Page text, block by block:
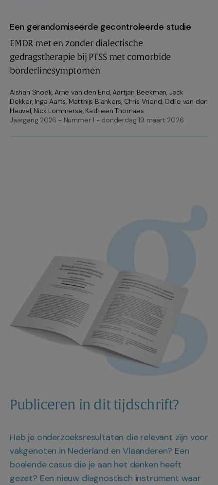
Een gerandomiseerde gecontroleerde studie
EMDR met en zonder dialectische
gedragstherapie bij PTSS met comorbide
borderlinesymptomen
Aishah Snoek,Arne van den End,Aartjan Beekman, Jack
Dekker, Inga Aarts, Matthijs Blankers, Chris Vriend, Odile van den
Heuvel, Nick Lommerse, Kathleen Thomaes
Jaargang 2026 - Nummer 1 - donderdag 19 maart 2026
Publiceren in dit tijdschrift?
Heb je onderzoeksresultaten die relevant zijn voor
vakgenoten in Nederland en Vlaanderen? Een
boeiende casus die je aan het denken heeft
gezet? Een nieuw diagnostisch instrument waar